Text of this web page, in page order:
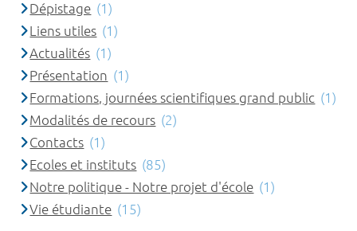
Dépistage (1)
Liens utiles (1)
Actualités (1)
Présentation (1)
Formations, journées scientifiques grand public (1)
Modalités de recours (2)
Contacts (1)
Ecoles et instituts (85)
Notre politique - Notre projet d'école (1)
Vie étudiante (15)